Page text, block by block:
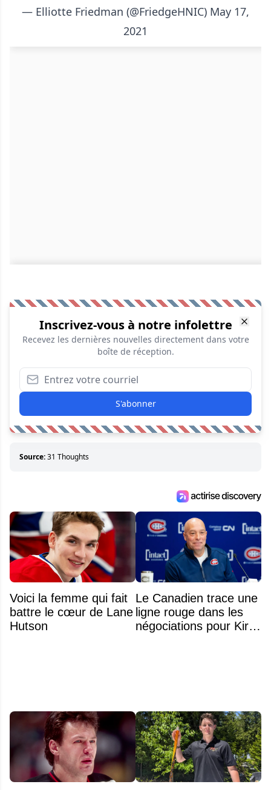
— Elliotte Friedman (@FriedgeHNIC) May 17,
2021
Inscrivez-vous à notre infolettre
Recevez les dernières nouvelles directement dans votre
boîte de réception.
S'abonner
Source:31 Thoughts
Voici la femme qui fait
battre le cœur de Lane
Hutson
Le Canadien trace une
ligne rouge dans les
négociations pour Kirill